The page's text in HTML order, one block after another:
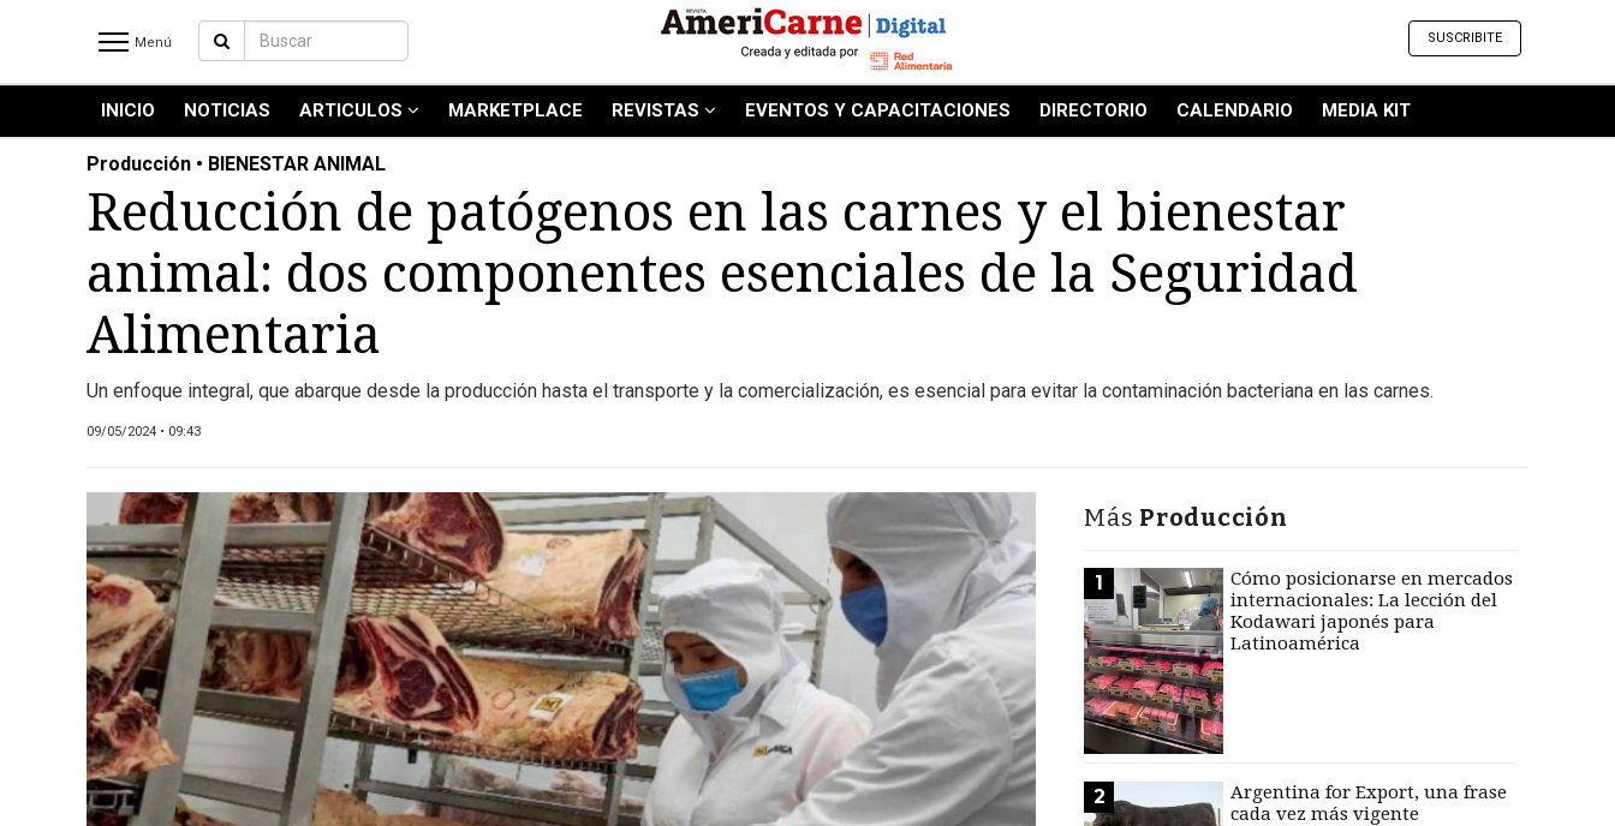
NOTICIAS RECIENTES
NOTICIAS
ARTICULOS
PRODUCCIÓN
PRODUCTO
MARKETPLACE
REVISTAS
CATÁLOGO DE CORTES DE
CARNE VACUNA
EVENTOS Y
CAPACITACIONES
DIRECTORIO
CALENDARIO
MEDIA KIT
SERVICIOS
Menú SUSCRIBITE
INICIO NOTICIAS ARTICULOS MARKETPLACE REVISTAS EVENTOS Y CAPACITACIONES DIRECTORIO CALENDARIO MEDIA KIT
Producción • BIENESTAR ANIMAL
Reducción de patógenos en las carnes y el bienestar
animal: dos componentes esenciales de la Seguridad
Alimentaria
Un enfoque integral, que abarque desde la producción hasta el transporte y la comercialización, es esencial para evitar la contaminación bacteriana en las carnes.
09/05/2024 • 09:43
Más Producción
1
Cómo posicionarse en mercados
internacionales: La lección del
Kodawari japonés para
Latinoamérica
2
Argentina for Export, una frase
cada vez más vigente